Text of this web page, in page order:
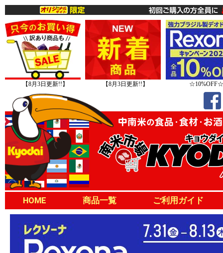
【8月3日更新!!】 【8月3日更新!!】 ☆10%OFF☆
HOME 商品一覧 ご利用ガイド